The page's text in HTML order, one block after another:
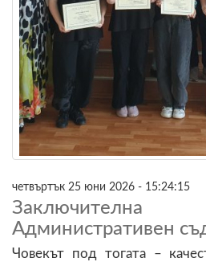
четвъртък 25 юни 2026 - 15:24:15
Административен
Човекът под тогата –